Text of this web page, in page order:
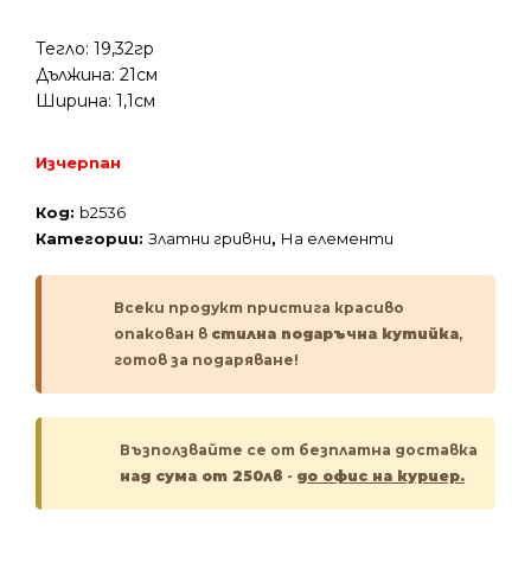
Тегло: 19,32гр
Дължина: 21см
Ширина: 1,1см
Изчерпан
Код: b2536
Категории: Златни гривни, На елементи
Всеки продукт пристига красиво
опакован в стилна подаръчна кутийка,
готов за подаряване!
Възползвайте се от безплатна доставка
над сума от 250лв - до офис на куриер.